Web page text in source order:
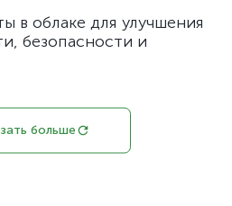
в облаке для улучшения
безопасности и
больше